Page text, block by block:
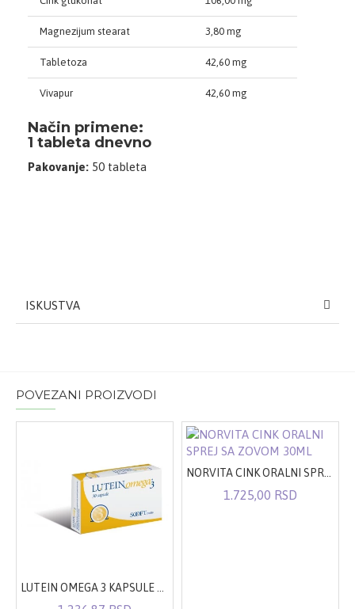
Magnezijum stearat 3,80 mg
Tabletoza 42,60 mg
Vivapur 42,60 mg
Način primene:
1 tableta dnevno
Pakovanje: 50 tableta
ISKUSTVA
POVEZANI PROIZVODI
NORVITA CINK ORALNI SPREJ SA ZOVOM 30ML
1.725,00 RSD